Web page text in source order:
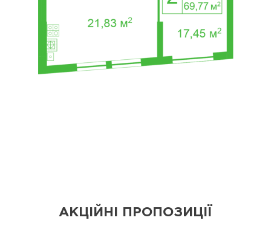
АКЦІЙНІ ПРОПОЗИЦІЇ